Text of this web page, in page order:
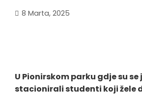
8 Marta, 2025
U Pionirskom parku gdje su se
stacionirali studenti koji žele